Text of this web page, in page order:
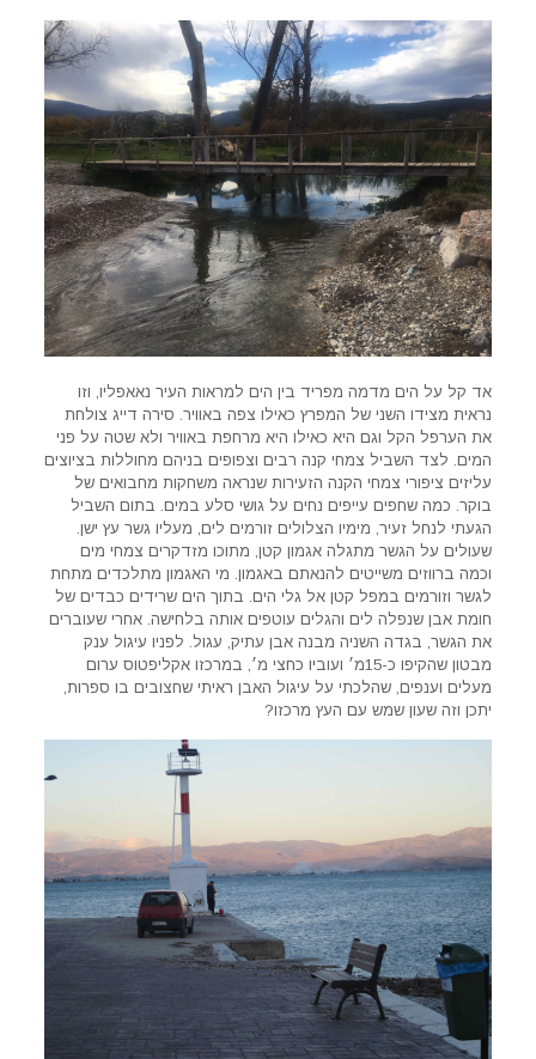
אד קל על הים מדמה מפריד בין הים למראות העיר נאאפליו, וזו
נראית מצידו השני של המפרץ כאילו צפה באוויר. סירה דייג צולחת
את הערפל הקל וגם היא כאילו היא מרחפת באוויר ולא שטה על פני
המים. לצד השביל צמחי קנה רבים וצפופים בניהם מחוללות בציוצים
עליזים ציפורי צמחי הקנה הזעירות שנראה משחקות מחבואים של
בוקר. כמה שחפים עייפים נחים על גושי סלע במים. בתום השביל
הגעתי לנחל זעיר, מימיו הצלולים זורמים לים, מעליו גשר עץ ישן.
שעולים על הגשר מתגלה אגמון קטן, מתוכו מזדקרים צמחי מים
וכמה ברווזים משייטים להנאתם באגמון. מי האגמון מתלכדים מתחת
לגשר וזורמים במפל קטן אל גלי הים. בתוך הים שרידים כבדים של
חומת אבן שנפלה לים והגלים עוטפים אותה בלחישה. אחרי שעוברים
את הגשר, בגדה השניה מבנה אבן עתיק, עגול. לפניו עיגול ענק
מבטון שהקיפו כ-15מ׳ ועוביו כחצי מ׳, במרכזו אקליפטוס ערום
מעלים וענפים, שהלכתי על עיגול האבן ראיתי שחצובים בו ספרות,
יתכן וזה שעון שמש עם העץ מרכזו?